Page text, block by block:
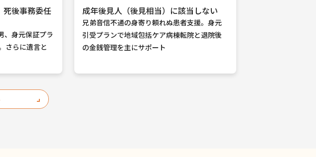
死後事務委任
、身元保証プラ
さらに遺言と
成年後見人（後見相当）に該当しない
兄弟音信不通の身寄り頼れぬ患者支援。身元
引受プランで地域包括ケア病棟転院と退院後
の金銭管理を主にサポート